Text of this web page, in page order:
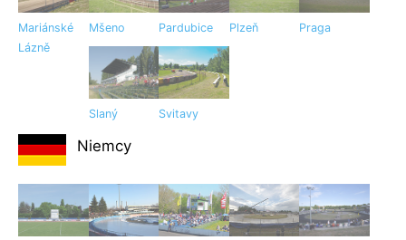
Mariánské
Lázně
Mšeno Pardubice Plzeň Praga
Slaný Svitavy
Niemcy